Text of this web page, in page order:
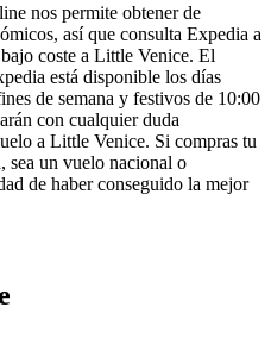
nos permite obtener de
así que consulta Expedia a
coste a Little Venice. El
está disponible los días
de semana y festivos de 10:00
con cualquier duda
a Little Venice. Si compras tu
sea un vuelo nacional o
de haber conseguido la mejor